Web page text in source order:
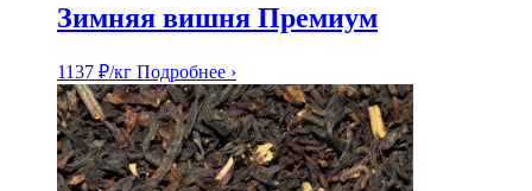
Зимняя вишня Премиум
1137 ₽/кг Подробнее ›